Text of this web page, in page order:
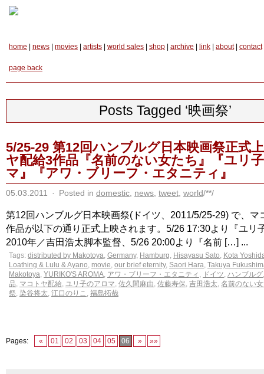
home news movies artists world sales shop archive link about| contact
page back
Posts Tagged ‘映画祭’
5/25-29 第12回ハンブルグ日本映画祭正式
ヤ配給3作品『名前のない女たち』『ユリ
マ』『アワ・ブリーフ・エタニティ』
05.03.2011 · Posted in domestic news tweet world/**/
第12回ハンブルグ日本映画祭(ドイツ、2011/5/25-29) で、マ
作品が以下の通り正式上映されます。5/26 17:30より『ユリ
2010年／吉田浩太脚本監督、5/26 20:00より『名前 […] ...
Tags: distributed by Makotoya, Germany, Hamburg, Hisayasu Sato, Kota
Loathing & Lulu & Ayano, movie, our brief eternity, Saori Hara, Takuya
Makotoya, YURIKO'S AROMA, アワ・ブリーフ・エタニティ , ドイツ, ハンブルグ
品, マコトヤ配給, ユリ子のアロマ, 佐久間麻由, 佐藤寿保, 吉田浩太, 名前のない
祭, 染谷将太, 江口のりこ , 福島拓哉
Pages: « 01 02 03 04 05 06 » »»